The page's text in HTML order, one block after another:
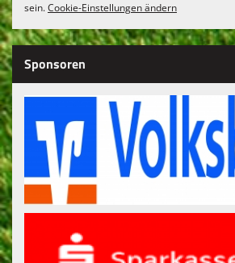
sein.Cookie-Einstellungen ändern
Sponsoren